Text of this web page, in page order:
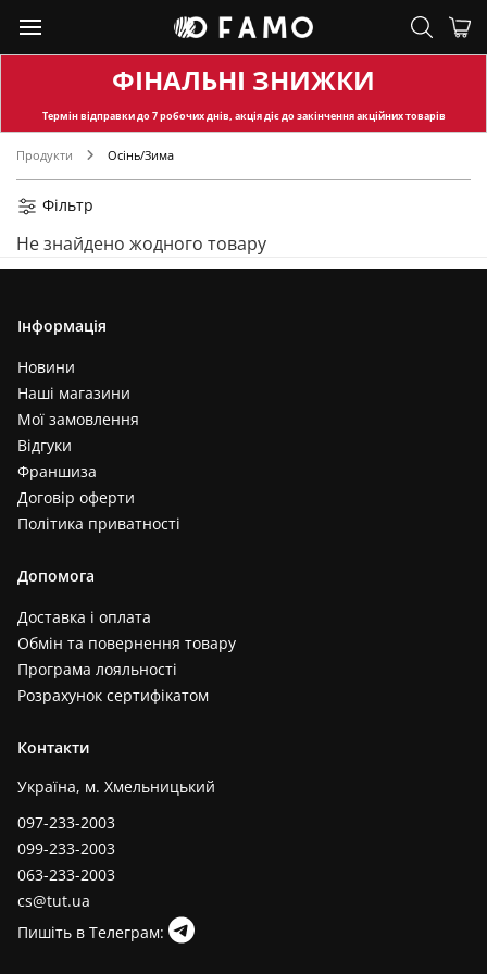
ФІНАЛЬНІ ЗНИЖКИ
Термін відправкидо 7 робочих днів, акція діє до закінчення акційних товарів
Продукти Осінь/Зима
Фільтр
Не знайдено жодного товару
Інформація
Новини
Наші магазини
Мої замовлення
Відгуки
Франшиза
Договір оферти
Політика приватності
Допомога
Доставка і оплата
Обмін та повернення товару
Програма лояльності
Розрахунок сертифікатом
Контакти
Україна, м. Хмельницький
097-233-2003
099-233-2003
063-233-2003
cs@tut.ua
Пишіть в Телеграм: